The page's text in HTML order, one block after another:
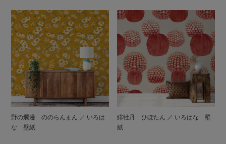
野の爛漫 ののらんまん ／ いろは
な 壁紙
緋牡丹 ひぼたん ／ いろはな 壁
紙